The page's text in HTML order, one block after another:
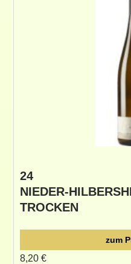
24
NIEDER-
TROCKEN
8,20 €
zum